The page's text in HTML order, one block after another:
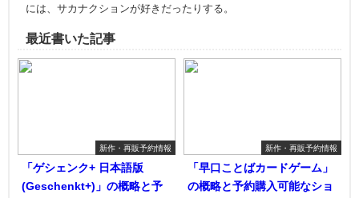
には、サカナクションが好きだったりする。
最近書いた記事
新作・再販予約情報
「ゲシェンク+ 日本語版
(Geschenkt+)」の概略と予
新作・再販予約情報
「早口ことばカードゲーム」
の概略と予約購入可能なショ